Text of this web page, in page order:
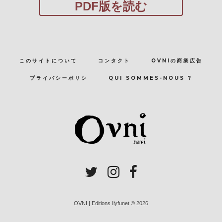
PDF版を読む
このサイトについて コンタクト OVNIの商業広告
プライバシーポリシ QUI SOMMES-NOUS ?
OVNI | Editions Ilyfunet © 2026